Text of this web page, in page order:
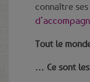
connaître
Tout le
… Ce sont